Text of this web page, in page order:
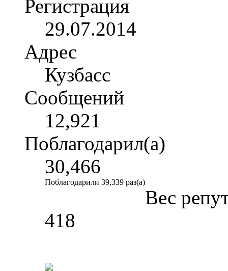
Регистрация
29.07.2014
Адрес
Кузбасс
Сообщений
12,921
Поблагодарил(а)
30,466
Поблагодарили 39,339 раз(а)
Вес
418